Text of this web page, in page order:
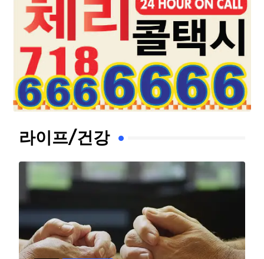
라이프/건강